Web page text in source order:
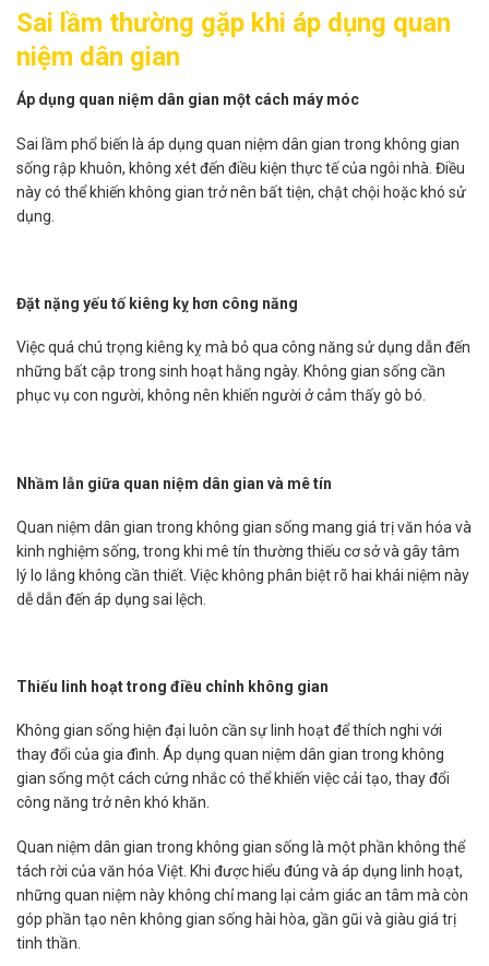
Sai lầm thường gặp khi áp dụng quan
niệm dân gian
Áp dụng quan niệm dân gian một cách máy móc
Sai lầm phổ biến là áp dụng quan niệm dân gian trong không gian
sống rập khuôn, không xét đến điều kiện thực tế của ngôi nhà. Điều
này có thể khiến không gian trở nên bất tiện, chật chội hoặc khó sử
dụng.
Đặt nặng yếu tố kiêng kỵ hơn công năng
Việc quá chú trọng kiêng kỵ mà bỏ qua công năng sử dụng dẫn đến
những bất cập trong sinh hoạt hằng ngày. Không gian sống cần
phục vụ con người, không nên khiến người ở cảm thấy gò bó.
Nhầm lẫn giữa quan niệm dân gian và mê tín
Quan niệm dân gian trong không gian sống mang giá trị văn hóa và
kinh nghiệm sống, trong khi mê tín thường thiếu cơ sở và gây tâm
lý lo lắng không cần thiết. Việc không phân biệt rõ hai khái niệm này
dễ dẫn đến áp dụng sai lệch.
Thiếu linh hoạt trong điều chỉnh không gian
Không gian sống hiện đại luôn cần sự linh hoạt để thích nghi với
thay đổi của gia đình. Áp dụng quan niệm dân gian trong không
gian sống một cách cứng nhắc có thể khiến việc cải tạo, thay đổi
công năng trở nên khó khăn.
Quan niệm dân gian trong không gian sống là một phần không thể
tách rời của văn hóa Việt. Khi được hiểu đúng và áp dụng linh hoạt,
những quan niệm này không chỉ mang lại cảm giác an tâm mà còn
góp phần tạo nên không gian sống hài hòa, gần gũi và giàu giá trị
tinh thần.